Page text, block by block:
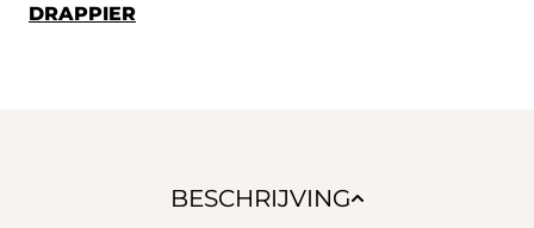
DRAPPIER
BESCHRIJVING